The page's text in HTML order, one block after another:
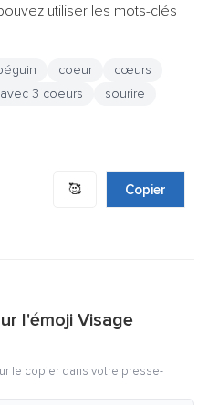
utiliser les mots-clés
coeur
cœurs
3 coeurs
sourire
🥰 Copier
l'émoji Visage
le copier dans votre presse-